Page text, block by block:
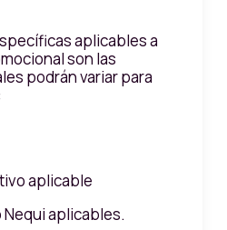
aplicables a
son las
podrán variar para
aplicable
Nequi aplicables.